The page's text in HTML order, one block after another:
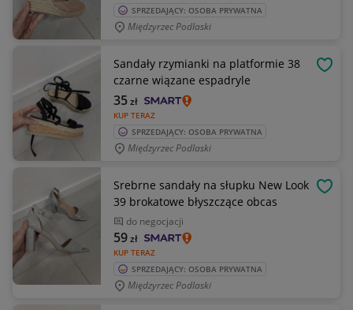
SPRZEDAJĄCY: OSOBA PRYWATNA
Międzyrzec Podlaski
Sandały rzymianki na platformie 38
czarne wiązane espadryle
KUP TERAZ
35zł
SPRZEDAJĄCY: OSOBA PRYWATNA
Międzyrzec Podlaski
Srebrne sandały na słupku New Look
39 brokatowe błyszczące obcas
do negocjacji
KUP TERAZ
59zł
SPRZEDAJĄCY: OSOBA PRYWATNA
Międzyrzec Podlaski